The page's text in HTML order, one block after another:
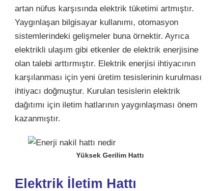
artan nüfus karşısında elektrik tüketimi artmıştır.
Yaygınlaşan bilgisayar kullanımı, otomasyon
sistemlerindeki gelişmeler buna örnektir. Ayrıca
elektrikli ulaşım gibi etkenler de elektrik enerjisine
olan talebi arttırmıştır. Elektrik enerjisi ihtiyacının
karşılanması için yeni üretim tesislerinin kurulması
ihtiyacı doğmuştur. Kurulan tesislerin elektrik
dağıtımı için iletim hatlarının yaygınlaşması önem
kazanmıştır.
Yüksek Gerilim Hattı
Elektrik İletim Hattı